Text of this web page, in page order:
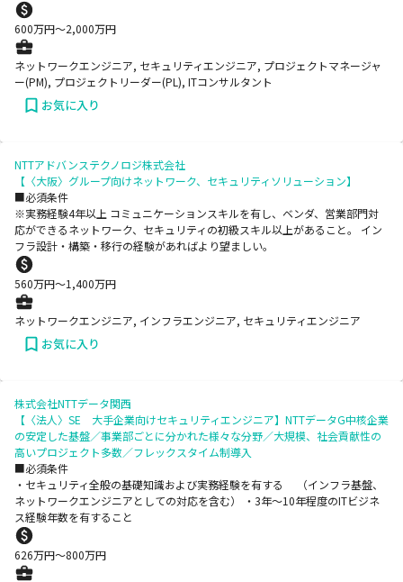
600万円〜2,000万円
ネットワークエンジニア, セキュリティエンジニア, プロジェクトマネージャ
ー(PM), プロジェクトリーダー(PL), ITコンサルタント
お気に入り
NTTアドバンステクノロジ株式会社
【〈大阪〉グループ向けネットワーク、セキュリティソリューション】
■必須条件
※実務経験4年以上 コミュニケーションスキルを有し、ベンダ、営業部門対
応ができるネットワーク、セキュリティの初級スキル以上があること。 イン
フラ設計・構築・移行の経験があればより望ましい。
560万円〜1,400万円
ネットワークエンジニア, インフラエンジニア, セキュリティエンジニア
お気に入り
株式会社NTTデータ関西
【〈法人〉SE 大手企業向けセキュリティエンジニア】NTTデータG中核企業
の安定した基盤／事業部ごとに分かれた様々な分野／大規模、社会貢献性の
高いプロジェクト多数／フレックスタイム制導入
■必須条件
・セキュリティ全般の基礎知識および実務経験を有する （インフラ基盤、
ネットワークエンジニアとしての対応を含む） ・3年～10年程度のITビジネ
ス経験年数を有すること
626万円〜800万円